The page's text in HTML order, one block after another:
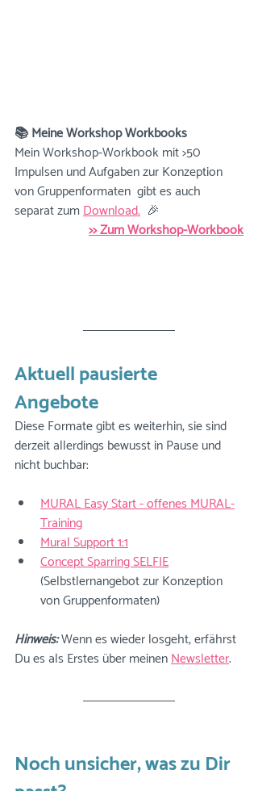
📚 Meine Workshop Workbooks
Mein Workshop-Workbook mit >50
Impulsen und Aufgaben zur Konzeption
von Gruppenformaten  gibt es auch
separat zum Download. 🎉
>> Zum Workshop-Workbook
Aktuell pausierte
Angebote
Diese Formate gibt es weiterhin, sie sind
derzeit allerdings bewusst in Pause und
nicht buchbar:
MURAL Easy Start - offenes MURAL-
Training
Mural Support 1:1
Concept Sparring SELFIE
(Selbstlernangebot zur Konzeption
von Gruppenformaten)
Hinweis: Wenn es wieder losgeht, erfährst
Du es als Erstes über meinen Newsletter.
Noch unsicher, was zu Dir